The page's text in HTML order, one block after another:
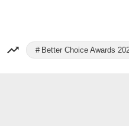
Better Choice Awards